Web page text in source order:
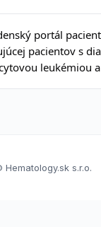
portál
pacientov s
leukémiou
Hematology.sk s.r.o.